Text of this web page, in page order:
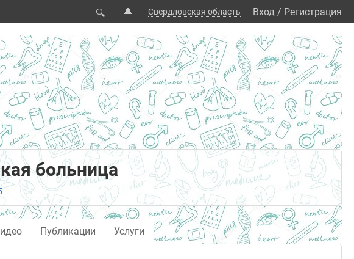
🔍 🔔 Свердловская область Вход / Регистрация
больница
Публикации Услуги